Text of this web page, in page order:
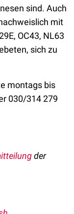
sind. Auch
mit
OC43, NL63
sich zu
montags bis
030/314 279
der